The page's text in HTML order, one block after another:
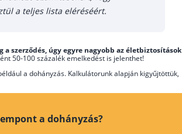
a teljes lista eléréséért.
a szerződés, úgy egyre nagyobb az életbiztosítások
50-100 százalék emelkedést is jelenthet!
a dohányzás. Kalkulátorunk alapján kigyűjtöttük,
a dohányzás?